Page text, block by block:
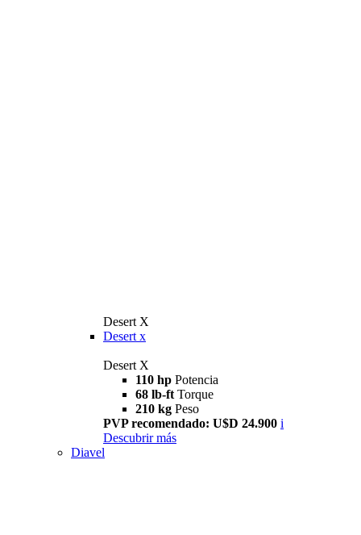
Desert X
Desert x
Desert X
110 hp Potencia
68 lb-ft Torque
210 kg Peso
PVP recomendado: U$D 24.900 i
Descubrir más
Diavel